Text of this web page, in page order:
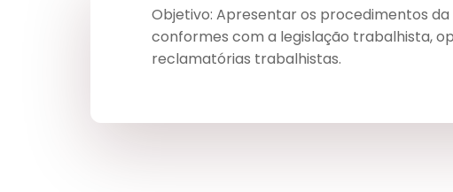
Objetivo: Apresentar os procedimentos
conformes com a legislação trabalhista,
reclamatórias trabalhistas.